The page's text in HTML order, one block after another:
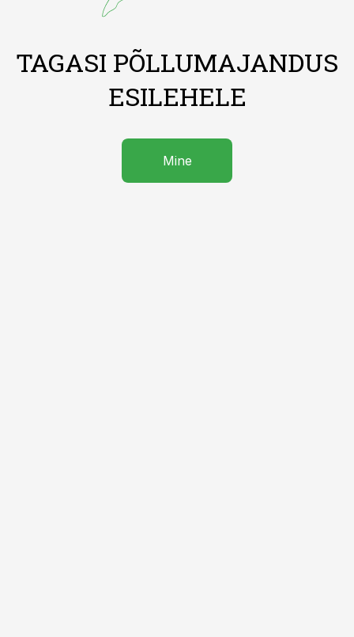
TAGASI PÕLLUMAJANDUS
ESILEHELE
Mine